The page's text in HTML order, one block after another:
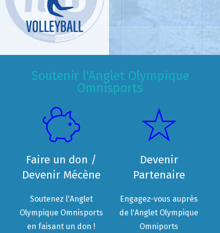
Soutenir l'Anglet Olympique
Omnisports
Faire un don /
Devenir Mécène
Soutenez l'Anglet
Olympique Omnisports
en faisant un don !
Devenir
Partenaire
Engagez-vous auprès
de l'Anglet Olympique
Omniports